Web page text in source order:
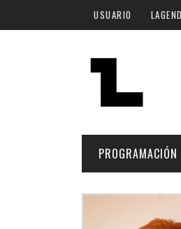
Pasar al contenido principal
USUARIO
PROGRAMACIÓN